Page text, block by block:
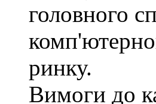
головного
ринку.
Вимоги до